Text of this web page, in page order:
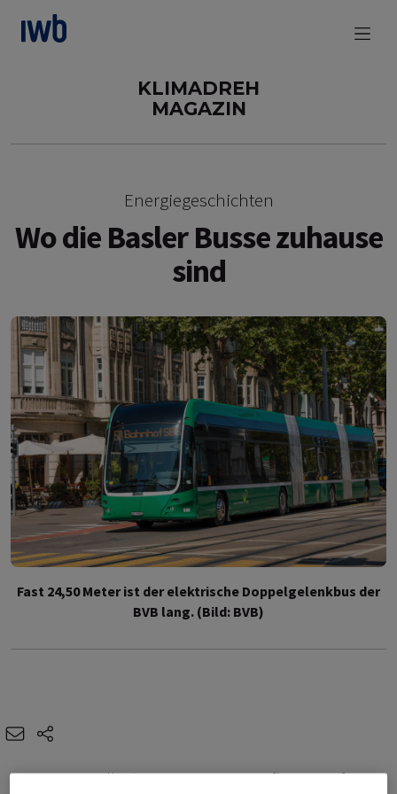
zum Main Content
KLIMADREH
MAGAZIN
Energiegeschichten
Wo die Basler Busse zuhause
sind
Fast 24,50 Meter ist der elektrische Doppelgelenkbus der
BVB lang. (Bild: BVB)
e-mail
Die BVB stellt ihre gesamte Busflotte auf